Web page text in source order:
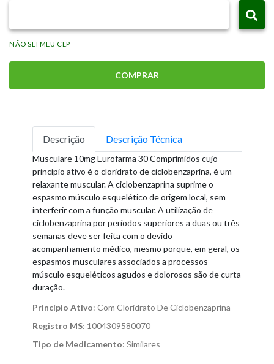
NÃO SEI MEU CEP
COMPRAR
Descrição Descrição Técnica
Musculare 10mg Eurofarma 30 Comprimidos cujo
princípio ativo é o cloridrato de ciclobenzaprina, é um
relaxante muscular. A ciclobenzaprina suprime o
espasmo músculo esquelético de origem local, sem
interferir com a função muscular. A utilização de
ciclobenzaprina por períodos superiores a duas ou três
semanas deve ser feita com o devido
acompanhamento médico, mesmo porque, em geral, os
espasmos musculares associados a processos
músculo esqueléticos agudos e dolorosos são de curta
duração.
Princípio Ativo: Com Cloridrato De Ciclobenzaprina
Registro MS: 1004309580070
Tipo de Medicamento: Similares